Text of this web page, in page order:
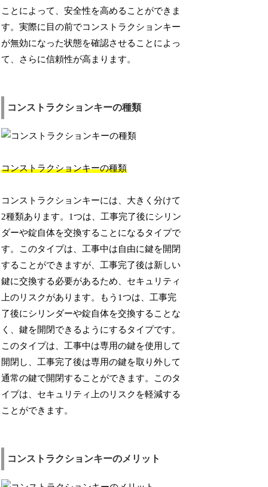
ことによって、安全性を高めることができま
す。実際に目の前でコンストラクションキー
が無効になった状態を確認させることによっ
て、さらに信頼性が高まります。
コンストラクションキーの種類
コンストラクションキーの種類
コンストラクションキーには、大きく分けて
2種類あります。1つは、工事完了後にシリン
ダーや錠自体を交換することになるタイプで
す。このタイプは、工事中は自由に鍵を開閉
することができますが、工事完了後は新しい
鍵に交換する必要があるため、セキュリティ
上のリスクがあります。もう1つは、工事完
了後にシリンダーや錠自体を交換することな
く、鍵を開閉できるようにするタイプです。
このタイプは、工事中は専用の鍵を使用して
開閉し、工事完了後は専用の鍵を取り外して
通常の鍵で開閉することができます。このタ
イプは、セキュリティ上のリスクを軽減する
ことができます。
コンストラクションキーのメリット